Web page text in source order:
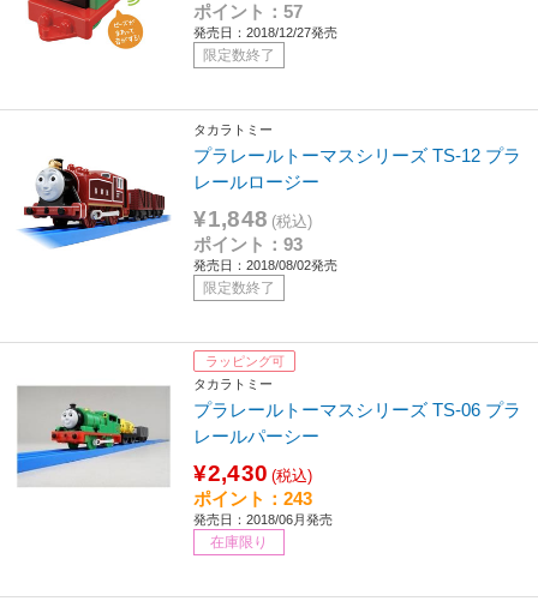
ポイント：57
発売日：2018/12/27発売
限定数終了
タカラトミー
プラレールトーマスシリーズ TS-12 プラ
レールロージー
¥1,848 (税込)
ポイント：93
発売日：2018/08/02発売
限定数終了
ラッピング可
タカラトミー
プラレールトーマスシリーズ TS-06 プラ
レールパーシー
¥2,430 (税込)
ポイント：243
発売日：2018/06月発売
在庫限り